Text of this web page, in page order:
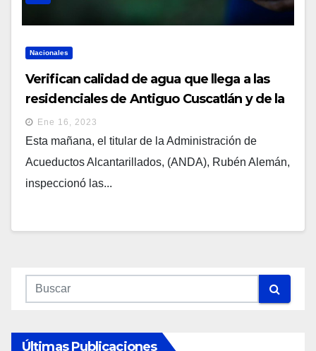
Nacionales
Verifican calidad de agua que llega a las
residenciales de Antiguo Cuscatlán y de la
zona sur de San Salvador
Ene 16, 2023
Esta mañana, el titular de la Administración de
Acueductos Alcantarillados, (ANDA), Rubén Alemán,
inspeccionó las...
Últimas Publicaciones